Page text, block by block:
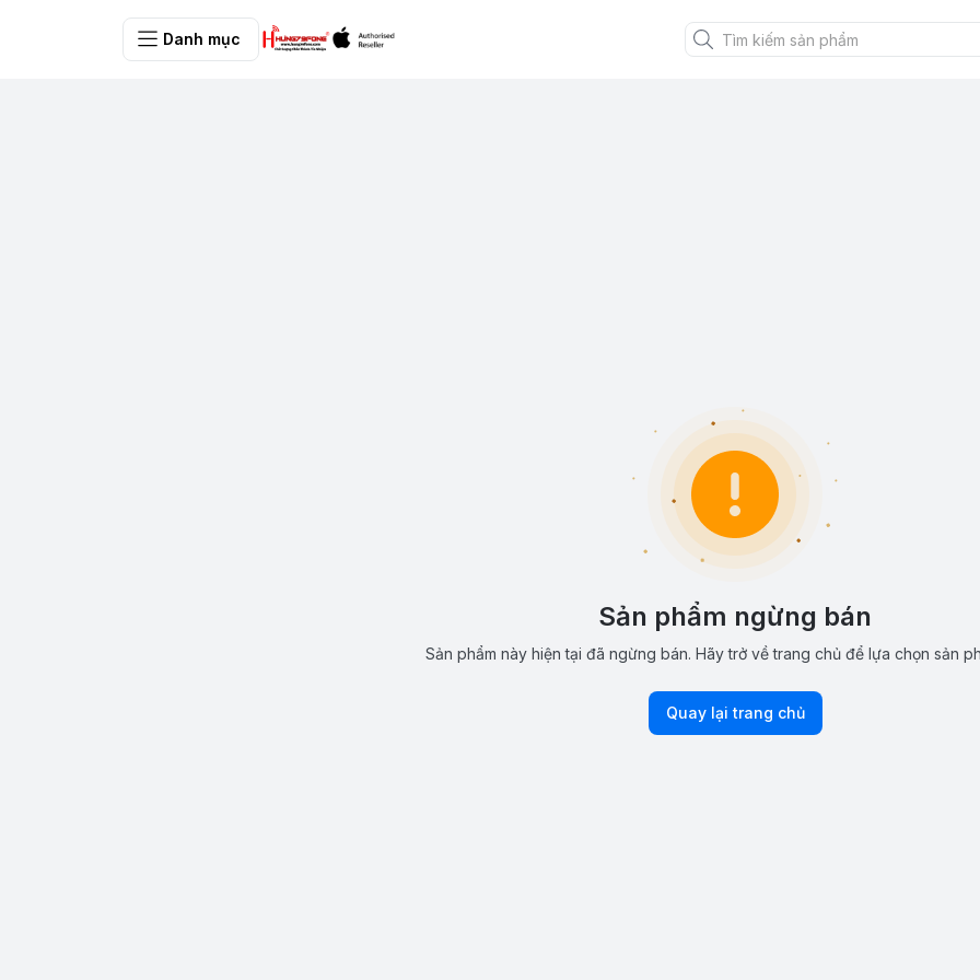
Danh mục
Sản phẩm ngừng bán
Sản phẩm này hiện tại đã ngừng bán. Hãy trở về trang chủ để lựa chọn sản
Quay lại trang chủ